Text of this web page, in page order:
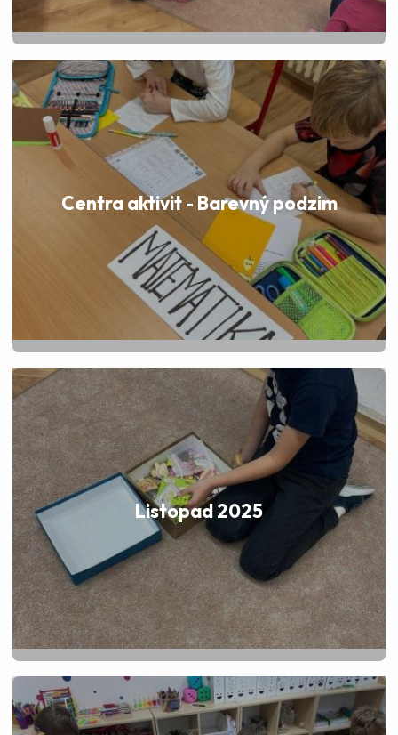
Centra aktivit - Barevný podzim
Listopad 2025